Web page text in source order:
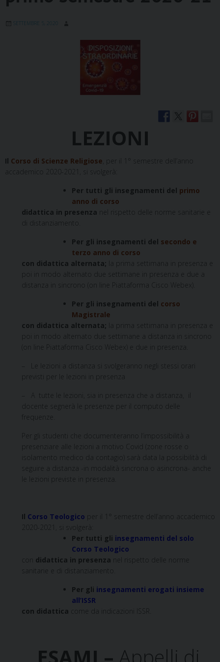
SETTEMBRE 5, 2020
LEZIONI
Il Corso di Scienze Religiose , per il 1° semestre dell’anno
accademico 2020-2021, si svolgerà:
Per tutti gli insegnamenti del primo
anno di corso
didattica in presenza nel rispetto delle norme sanitarie e
di distanziamento.
Per gli insegnamenti del secondo e
terzo anno di corso
con didattica alternata; la prima settimana in presenza e
poi in modo alternato due settimane in presenza e due a
distanza in sincrono (on line Piattaforma Cisco Webex).
Per gli insegnamenti del corso
Magistrale
con didattica alternata; la prima settimana in presenza e
poi in modo alternato due settimane a distanza in sincrono
(on line Piattaforma Cisco Webex) e due in presenza.
– Le lezioni a distanza si svolgeranno negli stessi orari
previsti per le lezioni in presenza
– A tutte le lezioni, sia in presenza che a distanza, il
docente segnerà le presenze per il computo delle
frequenze.
Per gli studenti che documenteranno l’impossibilità a
presenziare alle lezioni a motivo Covid (zone rosse o
isolamento medico da contagio) sarà data la possibilità di
seguire a distanza -in modalità sincrona o asincrona- anche
le lezioni previste in presenza.
Il Corso Teologico per il 1° semestre dell’anno accademico
2020-2021, si svolgerà:
Per tutti gli insegnamenti del solo
Corso Teologico
con didattica in presenza nel rispetto delle norme
sanitarie e di distanziamento.
Per gli insegnamenti erogati insieme
all’ISSR
con didattica
come da indicazioni ISSR.